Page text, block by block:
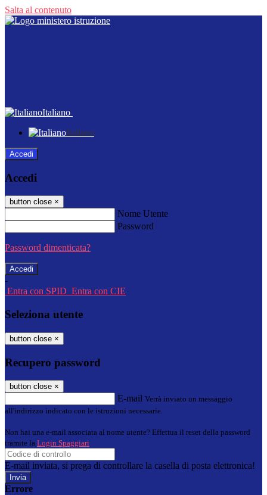
Salta al contenuto
Italiano
Italiano
Accedi
Accedi
button close ×
Nome Utente
Password
Password dimenticata?
-
Entra con SPID Entra con CIE
Seleziona utente
button close ×
Recupero password
button close ×
E-mail Verrà inviato un messaggio
all'indirizzo indicato con le istruzioni necessarie.
Non hai una e-mail associata al nome utente? Effettua il reset della password
tramite la Login Spaggiari
E-mail inviata, si prega di controllare la casella di posta elettronica!
Errore